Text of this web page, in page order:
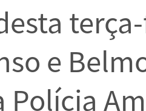
e
Polícia